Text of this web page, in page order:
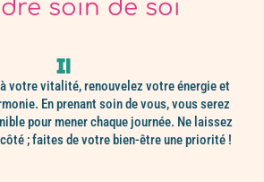
soin de soi
Il
votre vitalité, renouvelez votre énergie et
En prenant soin de vous, vous serez
pour mener chaque journée. Ne laissez
; faites de votre bien-être une priorité !